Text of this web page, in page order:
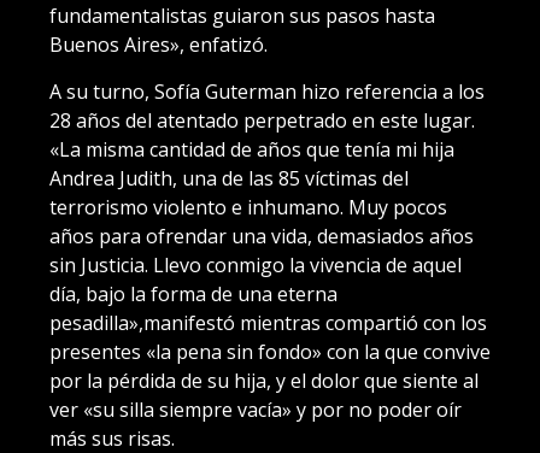
fundamentalistas guiaron sus pasos hasta
Buenos Aires», enfatizó.
A su turno, Sofía Guterman hizo referencia a los
28 años del atentado perpetrado en este lugar.
«La misma cantidad de años que tenía mi hija
Andrea Judith, una de las 85 víctimas del
terrorismo violento e inhumano. Muy pocos
años para ofrendar una vida, demasiados años
sin Justicia. Llevo conmigo la vivencia de aquel
día, bajo la forma de una eterna
pesadilla»,manifestó mientras compartió con los
presentes «la pena sin fondo» con la que convive
por la pérdida de su hija, y el dolor que siente al
ver «su silla siempre vacía» y por no poder oír
más sus risas.